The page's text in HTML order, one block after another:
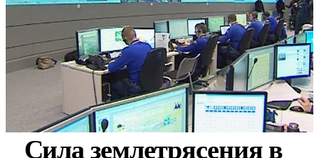
Сила землетрясения в